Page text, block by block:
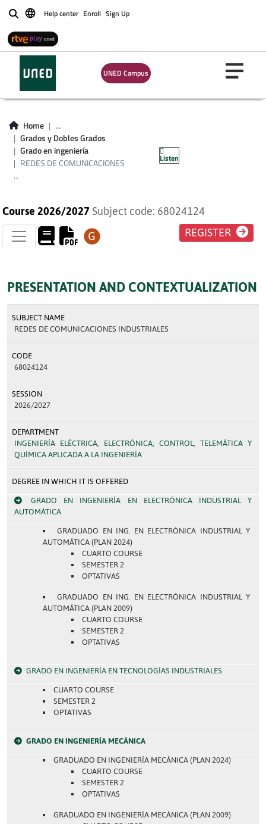
BuscarHelp center Enroll Sign Up
UNED Campus
Home
...
Grados y Dobles Grados
Grado en ingeniería
REDES DE COMUNICACIONES
...
Listen
REDES DE
COMUNICACIONES
INDUSTRIALES
Course 2026/2027 Subject code: 68024124
REGISTER
PRESENTATION AND CONTEXTUALIZATION
SUBJECT NAME
REDES DE COMUNICACIONES INDUSTRIALES
CODE
68024124
SESSION
2026/2027
DEPARTMENT
INGENIERÍA ELÉCTRICA, ELECTRÓNICA, CONTROL, TELEMÁTICA Y
QUÍMICA APLICADA A LA INGENIERÍA
DEGREE IN WHICH IT IS OFFERED
GRADO EN INGENIERÍA EN ELECTRÓNICA INDUSTRIAL Y
AUTOMÁTICA
GRADUADO EN ING. EN ELECTRÓNICA INDUSTRIAL Y
AUTOMÁTICA (PLAN 2024)
CUARTO COURSE
SEMESTER 2
OPTATIVAS
GRADUADO EN ING. EN ELECTRÓNICA INDUSTRIAL Y
AUTOMÁTICA (PLAN 2009)
CUARTO COURSE
SEMESTER 2
OPTATIVAS
GRADO EN INGENIERÍA EN TECNOLOGÍAS INDUSTRIALES
CUARTO COURSE
SEMESTER 2
OPTATIVAS
GRADO EN INGENIERÍA MECÁNICA
GRADUADO EN INGENIERÍA MECÁNICA (PLAN 2024)
CUARTO COURSE
SEMESTER 2
OPTATIVAS
GRADUADO EN INGENIERÍA MECÁNICA (PLAN 2009)